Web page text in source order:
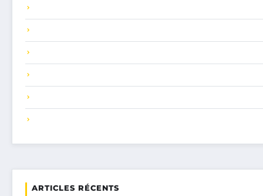
ARTICLES RÉCENTS